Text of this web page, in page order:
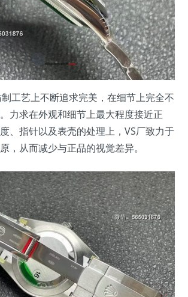
工艺上不断追求完美，在细节上完全不
力求在外观和细节上最大程度接近正
、指针以及表壳的处理上，VS厂致力于
，从而减少与正品的视觉差异。